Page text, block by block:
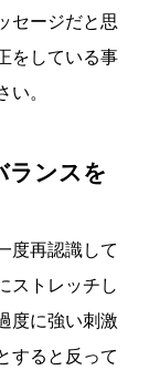
セージだと思
をしている事
。
ランスを
度再認識して
ストレッチし
度に強い刺激
すると反って